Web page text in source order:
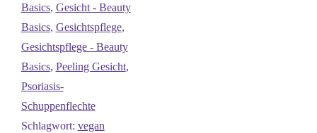
Basics, Gesicht - Beauty
Basics, Gesichtspflege,
Gesichtspflege - Beauty
Basics, Peeling Gesicht,
Psoriasis-
Schuppenflechte
Schlagwort: vegan